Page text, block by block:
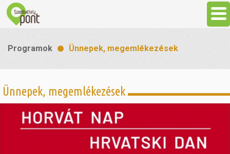
Látnivalók
Gasztronómia
Programok Ünnepek, megemlékezések
Ünnepek, megemlékezések